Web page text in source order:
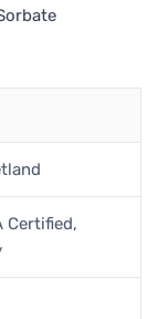
Certified,